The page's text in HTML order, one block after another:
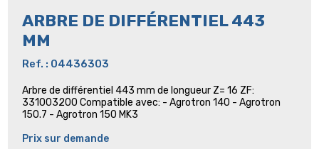
ARBRE DE DIFFÉRENTIEL 443
MM
Ref. : 04436303
Arbre de différentiel 443 mm de longueur Z= 16 ZF:
331003200 Compatible avec: - Agrotron 140 - Agrotron
150.7 - Agrotron 150 MK3
Prix sur demande